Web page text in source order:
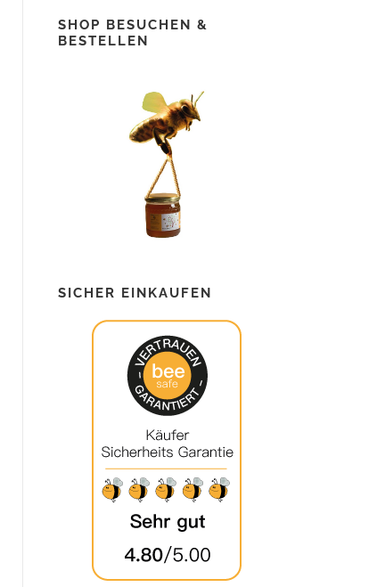
SHOP BESUCHEN &
BESTELLEN
SICHER EINKAUFEN